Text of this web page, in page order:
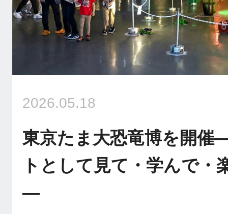
2026.05.18
東京たま大恐竜博を開催
トとして見て・学んで・
―